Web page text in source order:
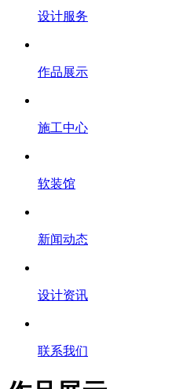
设计服务
作品展示
施工中心
软装馆
新闻动态
设计资讯
联系我们